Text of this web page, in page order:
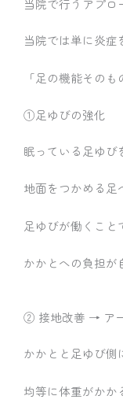
当院で行うアプロ
当院では単に炎症
「足の機能その
①足ゆびの強化
眠っている足ゆび
地面をつかめる足
足ゆびが働くこと
かかとへの負担が
② 接地改善 → ア
かかとと足ゆび側
均等に体重がかか